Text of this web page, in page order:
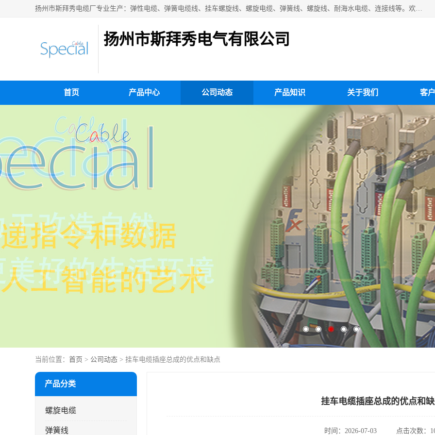
扬州市斯拜秀电缆厂专业生产：弹性电缆、弹簧电缆线、挂车螺旋线、螺旋电缆、弹簧线、螺旋线、耐海水电缆、连接线等。欢迎来电咨询！
扬州市斯拜秀电气有限公司
首页 产品中心 公司动态 产品知识 关于我们 客
当前位置： 首页 > 公司动态 > 挂车电缆插座总成的优点和缺点
产品分类
螺旋电缆
弹簧线
挂车电缆插座总成的优点和
时间：2026-07-03 点击次数：